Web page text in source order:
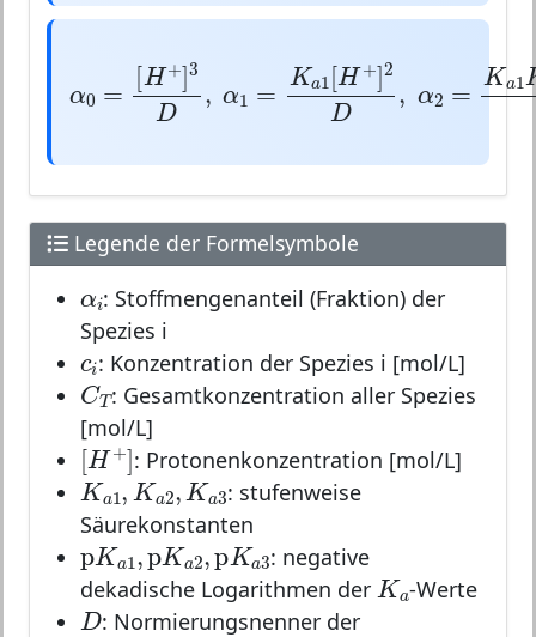
[H +] 3
=
K [ H+]2
α 0=[H+ ]3 D, α1=Ka1[H+] 2D,α2
Legende der Formelsymbole
α i
αi: Stoffmengenanteil (Fraktion) der
Spezies i
ci
ci: Konzentration der Spezies i [mol/L]
CT
CT: Gesamtkonzentration aller Spezies
[mol/L]
[H+ ]
[H+]
: Protonenkonzentration [mol/L]
Ka1,Ka 2,K a3
Ka 1,Ka2,Ka3
: stufenweise
Säurekonstanten
pKa 1 , pK a2,pKa3
pKa1,pKa2,p
: negative
dekadische Logarithmen der Ka
Ka -Werte
D
D: Normierungsnenner der